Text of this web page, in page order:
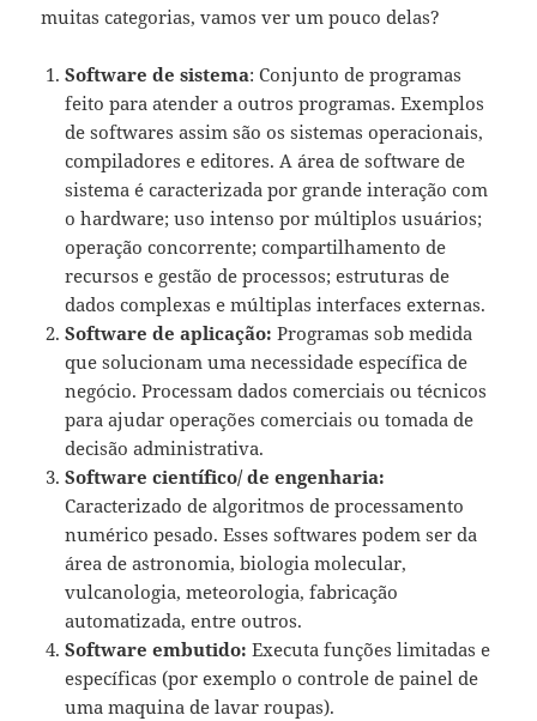
muitas categorias, vamos ver um pouco delas?
Software de sistema: Conjunto de programas
feito para atender a outros programas. Exemplos
de softwares assim são os sistemas operacionais,
compiladores e editores. A área de software de
sistema é caracterizada por grande interação com
o hardware; uso intenso por múltiplos usuários;
operação concorrente; compartilhamento de
recursos e gestão de processos; estruturas de
dados complexas e múltiplas interfaces externas.
Software de aplicação:Programas sob medida
que solucionam uma necessidade específica de
negócio. Processam dados comerciais ou técnicos
para ajudar operações comerciais ou tomada de
decisão administrativa.
Software científico/ de engenharia:
Caracterizado de algoritmos de processamento
numérico pesado. Esses softwares podem ser da
área de astronomia, biologia molecular,
vulcanologia, meteorologia, fabricação
automatizada, entre outros.
Software embutido: Executa funções limitadas e
específicas (por exemplo o controle de painel de
uma maquina de lavar roupas).